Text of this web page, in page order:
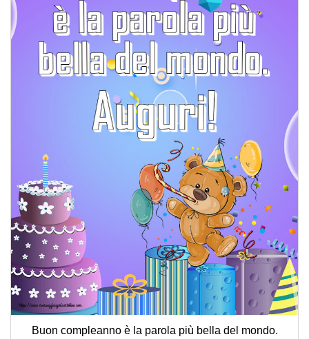
Buon compleanno è la parola più bella del mondo.